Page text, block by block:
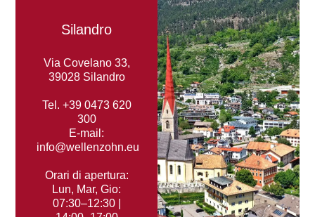
Silandro
Via Covelano 33,
39028 Silandro
Tel. +39 0473 620
300
E-mail:
info@wellenzohn.eu
Orari di apertura:
Lun, Mar, Gio:
07:30–12:30 |